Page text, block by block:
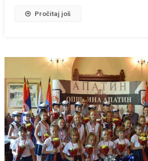
Pročitaj još